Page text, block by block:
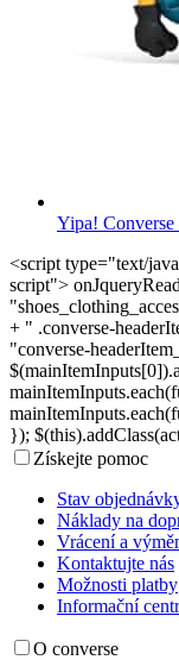
Yipa!
<script type="text/
script">
+ " .converse-
"converse-
});
Získejte pomoc
Stav
Náklady na
Vrácení a
Kontaktujte nás
Možnosti platby
Informační
O converse